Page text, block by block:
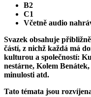
B2
C1
Včetně audio
Svazek obsahuje
částí, z nichž každá má
kulturou a společností:
nestárne, Kolem
minulosti atd.
Tato témata jsou